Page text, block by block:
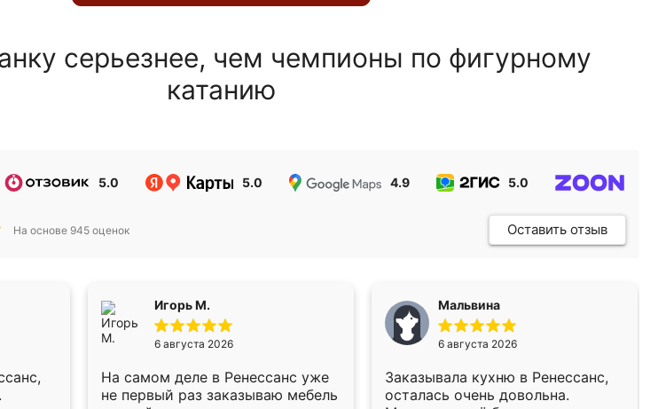
серьезнее, чем чемпионы по фигурному
катанию
5.0 5.0 4.9 5.0
На основе 945 оценок Оставить отзыв
Игорь М.
6 августа 2026
На самом деле в Ренессанс уже
не первый раз заказываю мебель
Мальвина
6 августа 2026
Заказывала кухню в Ренессанс,
осталась очень довольна.